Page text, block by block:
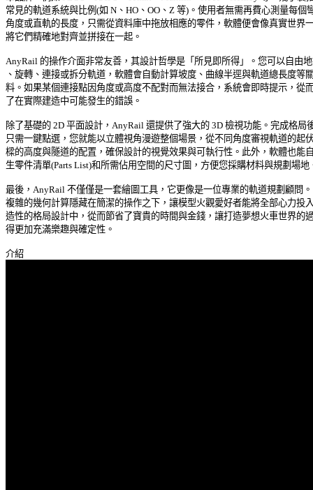
常見的軌道系統與比例(如 N、HO、OO、Z 等)。使用者無需再費心測量每個
角度或直軌的長度，只需從資料庫中拖放相應的零件，軟體便會像真實世界
將它們精確地對齊並拼接在一起。
AnyRail 的操作介面非常友善，其設計哲學是「所見即所得」。您可以自由
、旋轉、連接或拆分軌道，軟體會自動計算坡度、曲線半逕與軌道總長度等
料。如果某個連接點因角度或高度不配對而無法接合，系統會即時提示，從
了在實際建造中可能發生的錯誤。
除了基礎的 2D 平面設計，AnyRail 還提供了強大的 3D 檢視功能。完成格局
只需一鍵點選，您就能以立體視角漫遊整個場景，從不同角度審視軌道的起
樑的高度與隧道的配置，確保設計的視覺效果與可執行性。此外，軟體也能
生零件清單(Parts List)和所需佔用空間的尺寸圖，方便您採購材料與規劃場
最後，AnyRail 不僅僅是一套繪圖工具，它更像是一位專業的軌道規劃顧問
複雜的幾何計算隱藏在簡潔的操作之下，讓模型火觀愛好者能將全部心力投
造性的格局設計中，從而節省了寶貴的時間與金錢，讓打造夢想火車世界的
得更加充滿樂趣與確定性。